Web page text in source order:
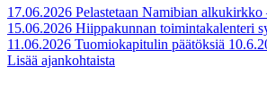
17.06.2026 Pelastetaan Namibian
15.06.2026 Hiippakunnan toimintakalenteri
11.06.2026 Tuomiokapitulin päätöksiä
Lisää ajankohtaista